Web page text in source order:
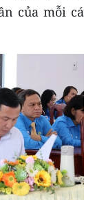
của mỗi cá